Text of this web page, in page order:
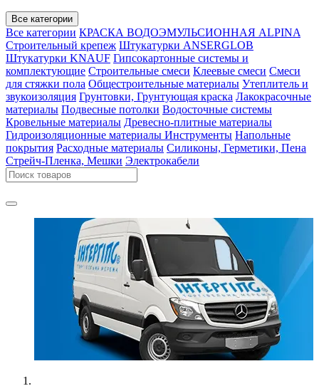
Все категории
Все категории КРАСКА ВОДОЭМУЛЬСИОННАЯ ALPINA
Строительный крепеж Штукатурки ANSERGLOB
Штукатурки KNAUF Гипсокартонные системы и
комплектующие Строительные смеси Клеевые смеси Смеси
для стяжки пола Общестроительные материалы Утеплитель и
звукоизоляция Грунтовки, Грунтующая краска Лакокрасочные
материалы Подвесные потолки Водосточные системы
Кровельные материалы Древесно-плитные материалы
Гидроизоляционные материалы Инструменты Напольные
покрытия Расходные материалы Силиконы, Герметики, Пена
Стрейч-Пленка, Мешки Электрокабели